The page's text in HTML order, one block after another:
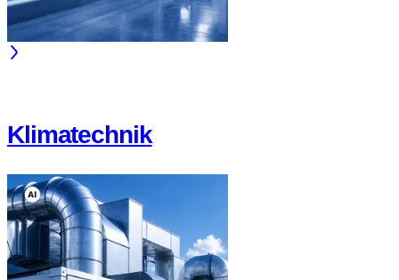
Klimatechnik